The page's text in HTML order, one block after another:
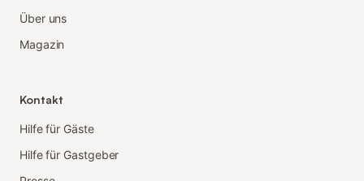
Über uns
Magazin
Kontakt
Hilfe für Gäste
Hilfe für Gastgeber